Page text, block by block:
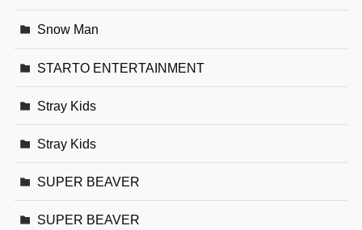
Snow Man
STARTO ENTERTAINMENT
Stray Kids
Stray Kids
SUPER BEAVER
SUPER BEAVER